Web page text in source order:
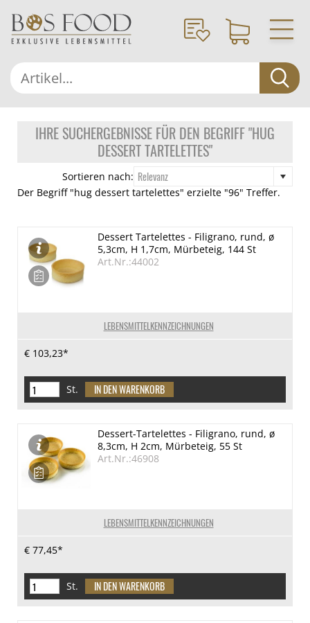
IHRE SUCHERGEBNISSE FÜR DEN BEGRIFF "HUG
DESSERT TARTELETTES"
Sortieren nach: Relevanz
Der Begriff "hug dessert tartelettes" erzielte "96" Treffer.
LEBENSMITTELKENNZEICHNUNGEN
Dessert Tartelettes - Filigrano, rund, ø
5,3cm, H 1,7cm, Mürbeteig, 144 St
Art.Nr.:44002
€ 103,23*
St.
LEBENSMITTELKENNZEICHNUNGEN
Dessert-Tartelettes - Filigrano, rund, ø
8,3cm, H 2cm, Mürbeteig, 55 St
Art.Nr.:46908
€ 77,45*
St.